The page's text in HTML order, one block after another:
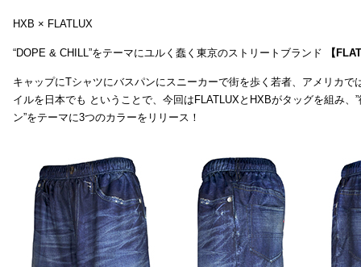
HXB × FLATLUX
“DOPE & CHILL”をテーマにユルく蠢く東京のストリートブランド 【
キャップにTシャツにバスパンにスニーカーで街を歩く若者、アメリカで
イルを日本でも ということで、今回はFLATLUXとHXBがタッグを組み、
ン”をテーマに3つのカラーをリリース！